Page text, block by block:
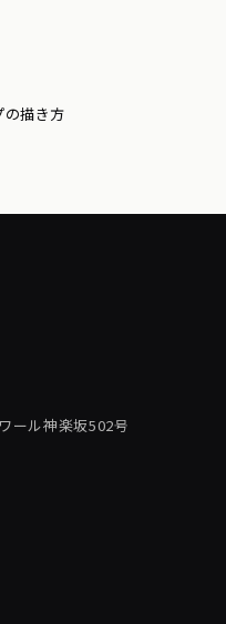
描き方
ール神楽坂502号